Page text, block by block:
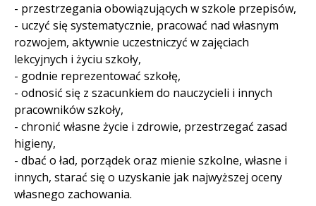
- przestrzegania obowiązujących w szkole przepisów,
- uczyć się systematycznie, pracować nad własnym
rozwojem, aktywnie uczestniczyć w zajęciach
lekcyjnych i życiu szkoły,
- godnie reprezentować szkołę,
- odnosić się z szacunkiem do nauczycieli i innych
pracowników szkoły,
- chronić własne życie i zdrowie, przestrzegać zasad
higieny,
- dbać o ład, porządek oraz mienie szkolne, własne i
innych, starać się o uzyskanie jak najwyższej oceny
własnego zachowania.